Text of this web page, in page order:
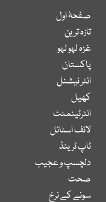
صفحۂ اول
تازہ ترین
غزہ لہو لہو
پاکستان
انٹر نیشنل
کھیل
انٹرٹینمنٹ
لائف اسٹائل
ٹاپ ٹرینڈ
دلچسپ و عجیب
صحت
سونے کے نرخ